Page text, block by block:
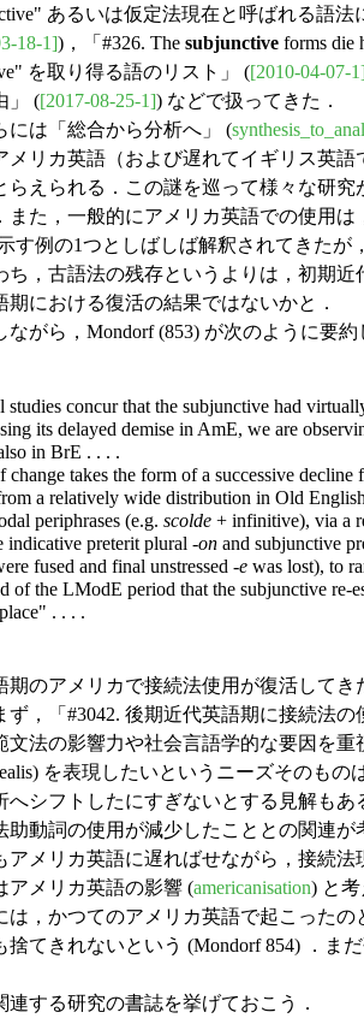
あるいは仮定法現在と呼ばれる語法
18-1])，「#326. The subjunctive forms die
を取り得る語のリスト」 ([2010-04-07-
」 ([2017-08-25-1]) などで扱ってきた．
は「総合から分析へ」 (
メリカ英語（および遅れてイギリス英語
らえられる．この謎を巡って様々な研
また，一般的にアメリカ英語での使用
す例の1つとしばしば解釈されてきたが
ち，古語法の残存というよりは，初期
における復活の結果ではないかと．
がら，Mondorf (853) が次のように要約
studies concur that the subjunctive had
its delayed demise in AmE, we are
in BrE . . . .
takes the form of a successive
a relatively wide distribution in Old
periphrases (e.g. scolde + infinitive), via a
indicative preterit plural -on and subjunctive
fused and final unstressed -e was lost), to
of the LModE period that the subjunctive re-
. . . .
のアメリカで接続法使用が復活してき
ず，「#3042. 後期近代英語期に接続法
文法の影響力や社会言語学的な要因を
を表現したいというニーズそのも
へシフトしたにすぎないとする見解も
動詞の使用が減少したこととの関連が
メリカ英語に遅ればせながら，接続法
アメリカ英語の影響 (americanisation) と
は，かつてのアメリカ英語で起こった
捨てきれないという (Mondorf 854) ．ま
する研究の書誌を挙げておこう．